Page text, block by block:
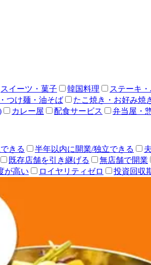
スイーツ・菓子 韓国料理 ステーキ
つけ麺・油そば たこ焼き・お好み焼
カレー屋 配食サービス 弁当屋・
きる 半年以内に開業/独立できる
既存店舗を引き継げる 無店舗で開業
が高い
ロイヤリティゼロ 投資回収